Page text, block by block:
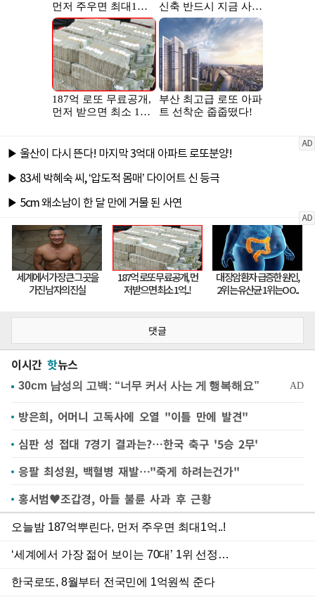
댓글
이시간 핫뉴스
방은희, 어머니 고독사에 오열 "이틀 만에 발견"
심판 성 접대 7경기 결과는?…한국 축구 '5승 2무'
응팔 최성원, 백혈병 재발…"죽게 하려는건가"
홍서범♥조갑경, 아들 불륜 사과 후 근황